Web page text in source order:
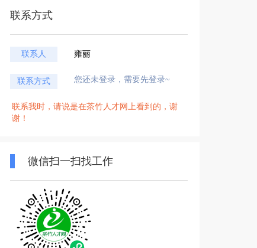
联系方式
联系人 雍丽
联系方式 您还未登录，需要先登录~
联系我时，请说是在茶竹人才网上看到的，谢
谢！
微信扫一扫找工作